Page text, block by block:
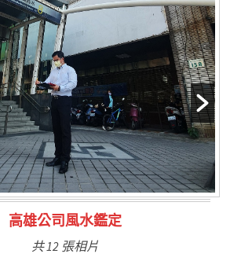
林氏福主量子生基造命
共 6 張相片